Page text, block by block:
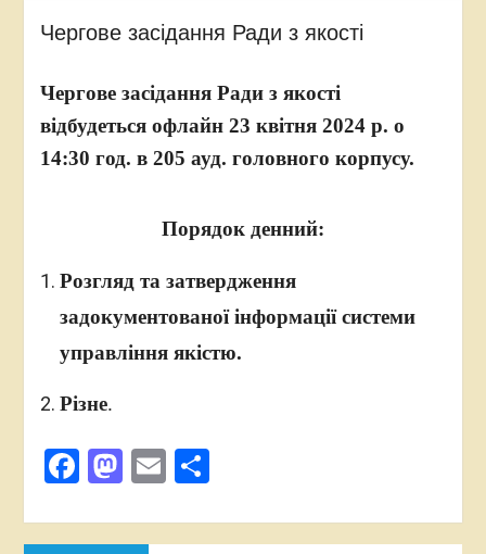
В університеті успішно
експертної спільноти
НАЗЯВО
Круглий стіл «Управління
якістю освітніх програм
У Карпатському
університеті відбулася
НАЗЯВО
Робота з удосконалення
системи управління
Чергове засідання Ради з якості
Чергове засідання Ради з якості
відбудеться офлайн 23 квітня 2024 р. о
14:30 год. в 205 ауд. головного корпусу.
Порядок денний:
Розгляд та затвердження
задокументованої інформації системи
управління якістю.
Різне.
Facebook
Mastodon
EmailПоділитися
Навігація